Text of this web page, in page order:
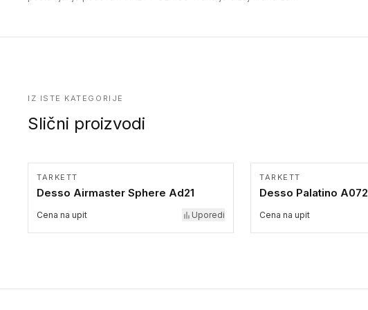
IZ ISTE KATEGORIJE
Slični proizvodi
TARKETT
Desso Airmaster Sphere Ad21
Cena na upit Uporedi
TARKETT
Desso Palatino A072
Cena na upit